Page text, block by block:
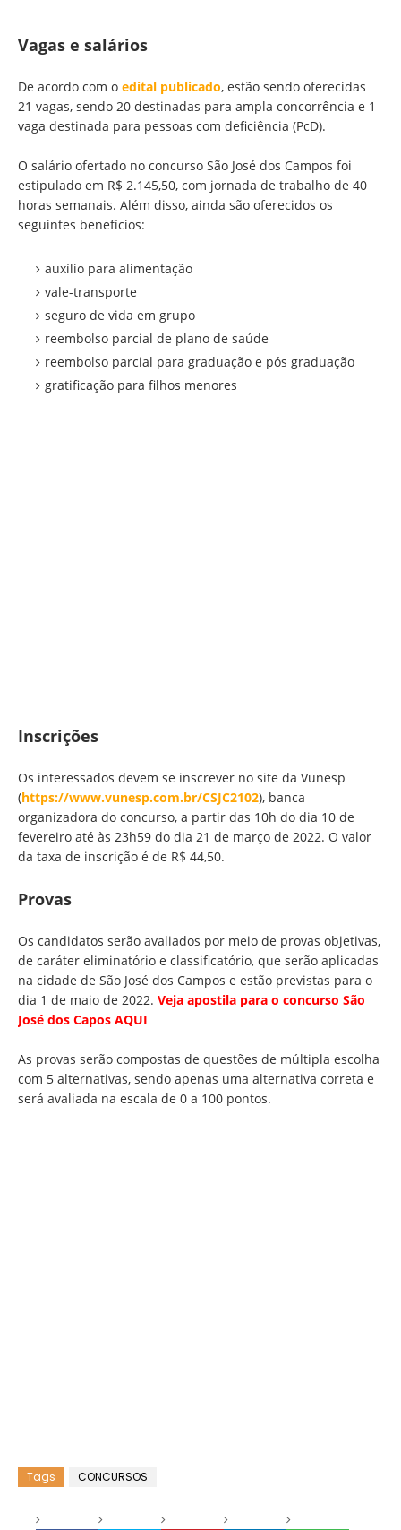
Vagas e salários
De acordo com o edital publicado, estão sendo oferecidas
21 vagas, sendo 20 destinadas para ampla concorrência e 1
vaga destinada para pessoas com deficiência (PcD).
O salário ofertado no concurso São José dos Campos foi
estipulado em R$ 2.145,50, com jornada de trabalho de 40
horas semanais. Além disso, ainda são oferecidos os
seguintes benefícios:
auxílio para alimentação
vale-transporte
seguro de vida em grupo
reembolso parcial de plano de saúde
reembolso parcial para graduação e pós graduação
gratificação para filhos menores
Inscrições
Os interessados devem se inscrever no site da Vunesp
(https://www.vunesp.com.br/CSJC2102), banca
organizadora do concurso, a partir das 10h do dia 10 de
fevereiro até às 23h59 do dia 21 de março de 2022. O valor
da taxa de inscrição é de R$ 44,50.
Provas
Os candidatos serão avaliados por meio de provas objetivas,
de caráter eliminatório e classificatório, que serão aplicadas
na cidade de São José dos Campos e estão previstas para o
dia 1 de maio de 2022. Veja apostila para o concurso São
José dos Capos AQUI
As provas serão compostas de questões de múltipla escolha
com 5 alternativas, sendo apenas uma alternativa correta e
será avaliada na escala de 0 a 100 pontos.
Tags CONCURSOS